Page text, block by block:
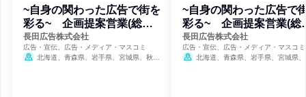
~自身の関わった広告で街を
彩る~ 企画提案営業(総合
職)
長田広告株式会社
広告・宣伝、広告・メディア・マスコミ
北海道、青森県、岩手県、宮城県、秋田
~自身の関わった広告で
彩る~ 企画提案営業(総
職)
長田広告株式会社
広告・宣伝、広告・メディア・マスコミ
北海道、青森県、岩手県、宮城県